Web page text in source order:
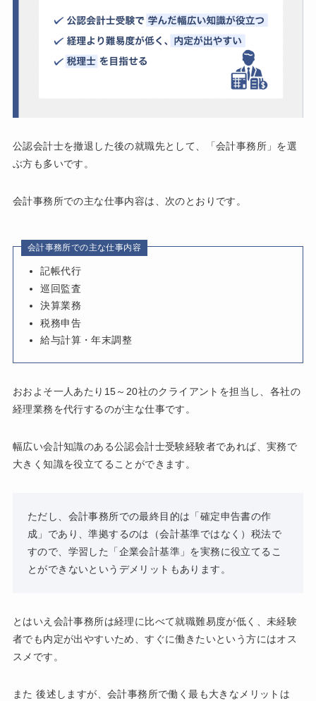
公認会計士を撤退した後の就職先として、「会計事務所」を選
ぶ方も多いです。
会計事務所での主な仕事内容は、次のとおりです。
会計事務所での主な仕事内容
記帳代行
巡回監査
決算業務
税務申告
給与計算・年末調整
おおよそ一人あたり15～20社のクライアントを担当し、各社の
経理業務を代行するのが主な仕事です。
幅広い会計知識のある公認会計士受験経験者であれば、実務で
大きく知識を役立てることができます。
ただし、会計事務所での最終目的は「確定申告書の作
成」であり、準拠するのは（会計基準ではなく）税法で
すので、学習した「企業会計基準」を実務に役立てるこ
とができないというデメリットもあります。
とはいえ会計事務所は経理に比べて就職難易度が低く、未経験
者でも内定が出やすいため、すぐに働きたいという方にはオス
スメです。
また 後述しますが、会計事務所で働く最も大きなメリットは